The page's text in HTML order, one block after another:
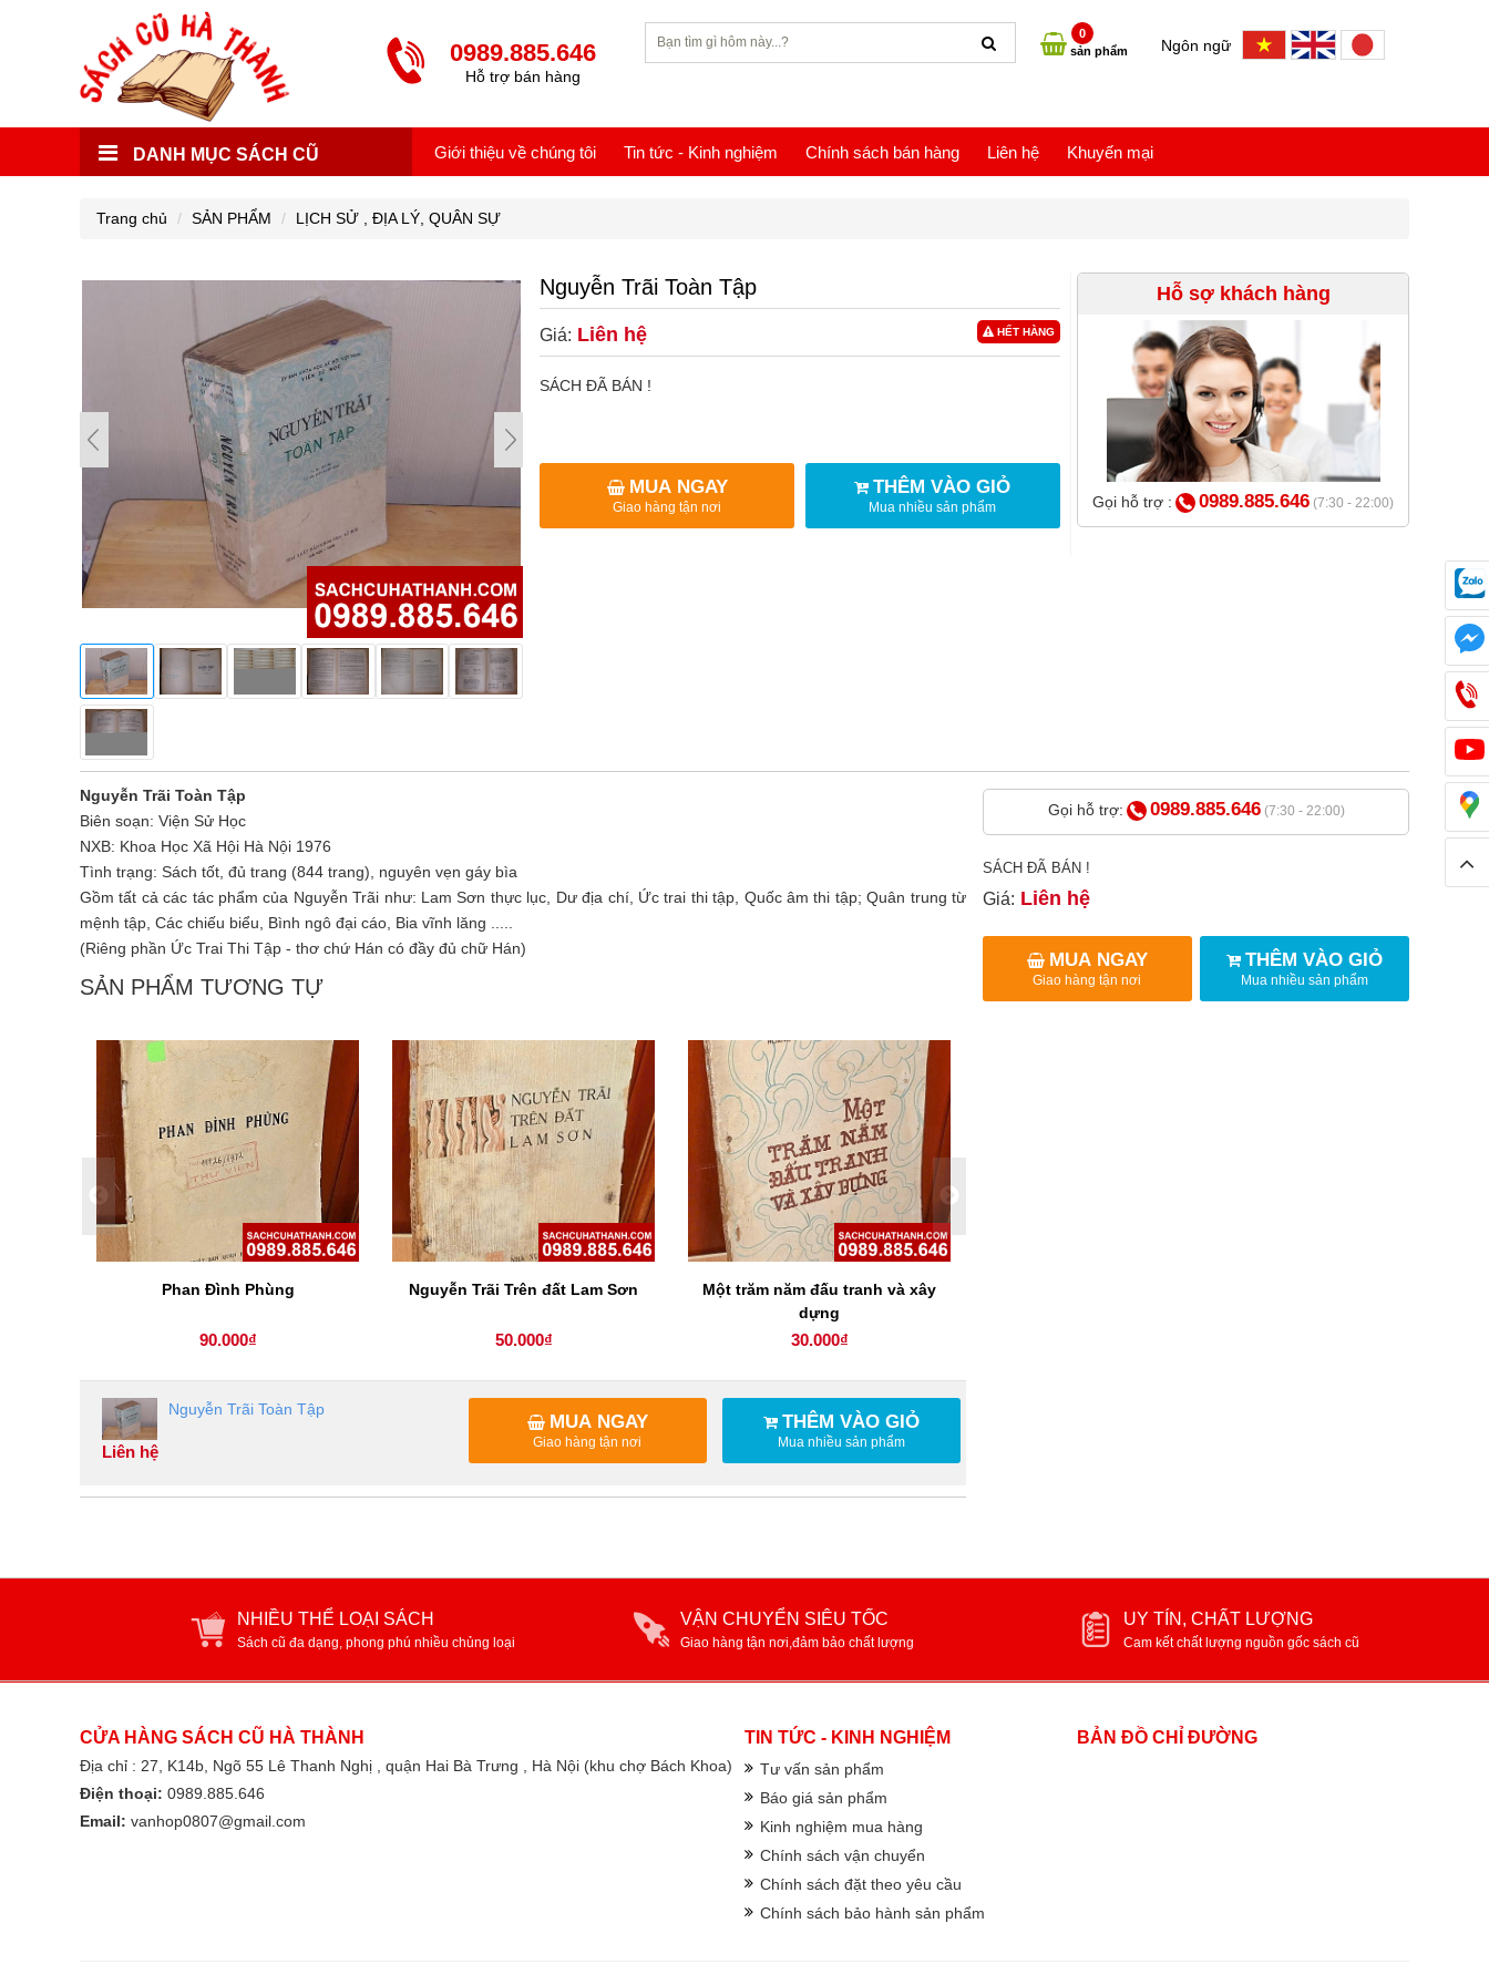
0989.885.646
Hỗ trợ bán hàng
0
sản phẩm
Ngôn ngữ
DANH MỤC SÁCH CŨ Giới thiệu về chúng tôi Tin tức - Kinh nghiệm Chính sách bán hàng Liên hệ Khuyến mại
Trang chủ SẢN PHẨM LỊCH SỬ , ĐỊA LÝ, QUÂN SỰ
Nguyễn Trãi Toàn Tập
HẾT HÀNG
Giá: Liên hệ
SÁCH ĐÃ BÁN !
MUA NGAY
Giao hàng tận nơi
THÊM VÀO GIỎ
Mua nhiều sản phẩm
Hỗ sợ khách hàng
Gọi hỗ trợ : 0989.885.646 (7:30 - 22:00)
Nguyễn Trãi Toàn Tập
Biên soạn: Viện Sử Học
NXB: Khoa Học Xã Hội Hà Nội 1976
Tình trạng: Sách tốt, đủ trang (844 trang), nguyên vẹn gáy bìa
Gồm tất cả các tác phẩm của Nguyễn Trãi như: Lam Sơn thực lục, Dư địa chí, Ức trai thi tập, Quốc âm thi tập; Quân trung từ
mệnh tập, Các chiếu biểu, Bình ngô đại cáo, Bia vĩnh lăng .....
(Riêng phần Ức Trai Thi Tập - thơ chứ Hán có đầy đủ chữ Hán)
SẢN PHẨM TƯƠNG TỰ
Phan Đình Phùng
90.000₫
Nguyễn Trãi Trên đất Lam Sơn
50.000₫
Một trăm năm đấu tranh và xây
dựng
30.000₫
Nguyễn Trãi Toàn Tập
Liên hệ
THÊM VÀO GIỎ
Mua nhiều sản phẩm
MUA NGAY
Giao hàng tận nơi
Gọi hỗ trợ: 0989.885.646 (7:30 - 22:00)
SÁCH ĐÃ BÁN !
Giá: Liên hệ
MUA NGAY
Giao hàng tận nơi
THÊM VÀO GIỎ
Mua nhiều sản phẩm
NHIỀU THỂ LOẠI SÁCH
Sách cũ đa dạng, phong phú nhiều chủng loại
VẬN CHUYỂN SIÊU TỐC
Giao hàng tận nơi,đảm bảo chất lượng
UY TÍN, CHẤT LƯỢNG
Cam kết chất lượng nguồn gốc sách cũ
CỬA HÀNG SÁCH CŨ HÀ THÀNH
Địa chỉ : 27, K14b, Ngõ 55 Lê Thanh Nghị , quận Hai Bà Trưng , Hà Nội (khu chợ Bách Khoa)
Điện thoại: 0989.885.646
Email: vanhop0807@gmail.com
TIN TỨC - KINH NGHIỆM
Tư vấn sản phẩm
Báo giá sản phẩm
Kinh nghiệm mua hàng
Chính sách vận chuyển
Chính sách đặt theo yêu cầu
Chính sách bảo hành sản phẩm
BẢN ĐỒ CHỈ ĐƯỜNG